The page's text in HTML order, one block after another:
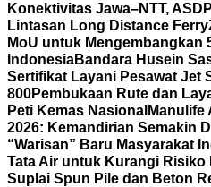
Konektivitas Jawa–NTT,
Lintasan Long Distance Ferry
MoU untuk Mengembangkan
IndonesiaBandara Husein
Sertifikat Layani Pesawat Jet
800Pembukaan Rute dan
Peti Kemas Nasional Manulife
2026: Kemandirian Semakin
“Warisan” Baru Masyarakat
Tata Air untuk Kurangi Risiko
Suplai Spun Pile dan Beton